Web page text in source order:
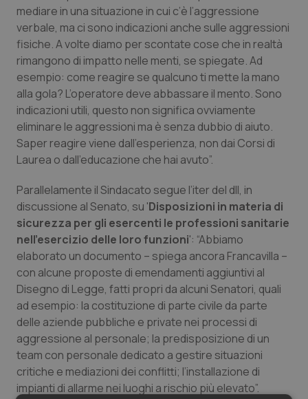
Quotidiano Pediatria
Rene & patologie urogenitali
Salute orale & impianti
Sangue & coagulazione
Tumore al seno
Tumore ovarico
Tumori del Polmone & Testa Collo
Tumori gastrointestinali
Ulcera & Reflusso
Vaccini
mediare in una situazione in cui c’è l’aggressione
verbale, ma ci sono indicazioni anche sulle aggressioni
fisiche. A volte diamo per scontate cose che in realtà
rimangono di impatto nelle menti, se spiegate. Ad
esempio: come reagire se qualcuno ti mette la mano
alla gola? L’operatore deve abbassare il mento. Sono
indicazioni utili, questo non significa ovviamente
eliminare le aggressioni ma è senza dubbio di aiuto.
Saper reagire viene dall’esperienza, non dai Corsi di
Laurea o dall’educazione che hai avuto”.
Parallelamente il Sindacato segue l’iter del dll, in
discussione al Senato, su 'Disposizioni in materia di
sicurezza per gli esercenti le professioni sanitarie
nell’esercizio delle loro funzioni': “Abbiamo
elaborato un documento – spiega ancora Francavilla –
con alcune proposte di emendamenti aggiuntivi al
Disegno di Legge, fatti propri da alcuni Senatori, quali
ad esempio: la costituzione di parte civile da parte
delle aziende pubbliche e private nei processi di
aggressione al personale; la predisposizione di un
team con personale dedicato a gestire situazioni
critiche e mediazioni dei conflitti; l’installazione di
impianti di allarme nei luoghi a rischio più elevato”.